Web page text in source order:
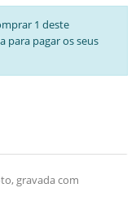
1 deste
para pagar os seus
gravada com